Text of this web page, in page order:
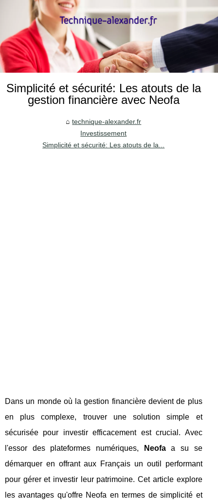
Simplicité et sécurité: Les atouts de la
gestion financière avec Neofa
technique-alexander.fr
Investissement
Simplicité et sécurité: Les atouts de la...
Dans un monde où la gestion financière devient de plus
en plus complexe, trouver une solution simple et
sécurisée pour investir efficacement est crucial. Avec
l'essor des plateformes numériques,
Neofaa su se
démarquer en offrant aux Français un outil performant
pour gérer et investir leur patrimoine. Cet article explore
les avantages qu'offre Neofa en termes de simplicité et